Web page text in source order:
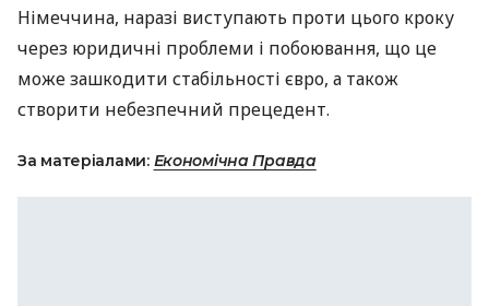
Німеччина, наразі виступають проти цього кроку
через юридичні проблеми і побоювання, що це
може зашкодити стабільності євро, а також
створити небезпечний прецедент.
За матеріалами: Економічна Правда